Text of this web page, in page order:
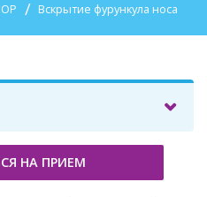
Вскрытие фурункула носа
НА ПРИЕМ